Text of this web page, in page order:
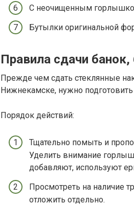
С неочищенным
Бутылки оригинальной
Правила сдачи
Прежде чем сдать стеклянные
Нижнекамске, нужно
Порядок действий:
Тщательно помыть и
Уделить внимание
добавляют, используют
Просмотреть на наличие
отложить отдельно.